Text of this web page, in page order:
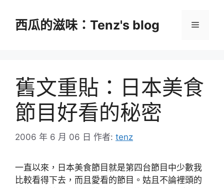
西瓜的滋味：Tenz's blog 選
舊文重貼：日本美食
節目好看的秘密
2006 年 6 月 06 日 作者: tenz
一直以來，日本美食節目就是第四台節目中少數我
比較看得下去，而且愛看的節目。姑且不論裡頭的